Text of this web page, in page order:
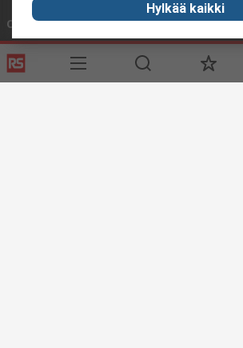
Ota yhteyttä meihin
Hylkää kaikki